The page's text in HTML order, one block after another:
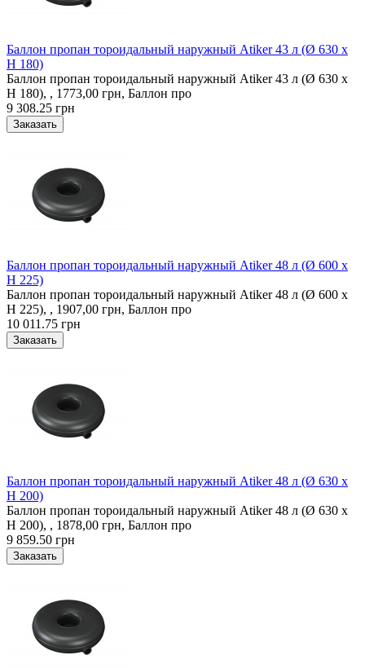
Баллон пропан тороидальный наружный Atiker 43 л (Ø 630 х
H 180)
Баллон пропан тороидальный наружный Atiker 43 л (Ø 630 х
H 180), , 1773,00 грн, Баллон про
9 308.25 грн
Баллон пропан тороидальный наружный Atiker 48 л (Ø 600 х
H 225)
Баллон пропан тороидальный наружный Atiker 48 л (Ø 600 х
H 225), , 1907,00 грн, Баллон про
10 011.75 грн
Баллон пропан тороидальный наружный Atiker 48 л (Ø 630 х
H 200)
Баллон пропан тороидальный наружный Atiker 48 л (Ø 630 х
H 200), , 1878,00 грн, Баллон про
9 859.50 грн